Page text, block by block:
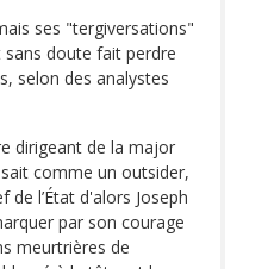
ses "tergiversations"
doute fait perdre
selon des analystes
dirigeant de la major
comme un outsider,
l’État d'alors Joseph
par son courage
meurtrières de